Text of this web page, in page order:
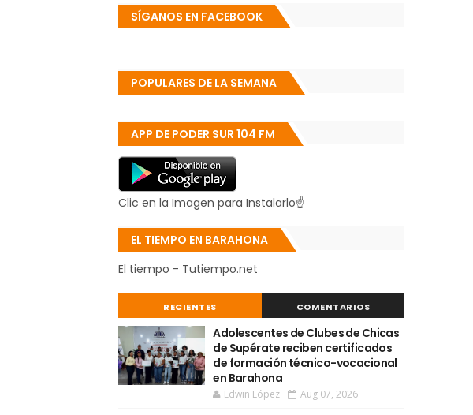
SÍGANOS EN FACEBOOK
POPULARES DE LA SEMANA
APP DE PODER SUR 104 FM
Clic en la Imagen para Instalarlo☝
EL TIEMPO EN BARAHONA
El tiempo - Tutiempo.net
RECIENTES COMENTARIOS
Adolescentes de Clubes de Chicas
de Supérate reciben certificados
de formación técnico-vocacional
en Barahona
Edwin López Aug 07, 2026